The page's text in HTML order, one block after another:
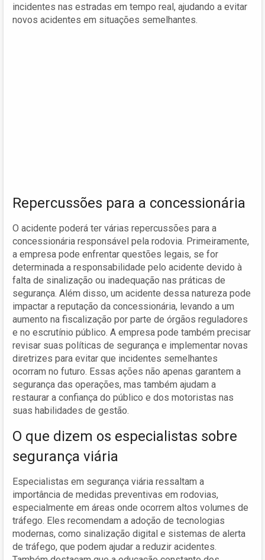
incidentes nas estradas em tempo real, ajudando a evitar
novos acidentes em situações semelhantes.
Repercussões para a concessionária
O acidente poderá ter várias repercussões para a
concessionária responsável pela rodovia. Primeiramente,
a empresa pode enfrentar questões legais, se for
determinada a responsabilidade pelo acidente devido à
falta de sinalização ou inadequação nas práticas de
segurança. Além disso, um acidente dessa natureza pode
impactar a reputação da concessionária, levando a um
aumento na fiscalização por parte de órgãos reguladores
e no escrutínio público. A empresa pode também precisar
revisar suas políticas de segurança e implementar novas
diretrizes para evitar que incidentes semelhantes
ocorram no futuro. Essas ações não apenas garantem a
segurança das operações, mas também ajudam a
restaurar a confiança do público e dos motoristas nas
suas habilidades de gestão.
O que dizem os especialistas sobre
segurança viária
Especialistas em segurança viária ressaltam a
importância de medidas preventivas em rodovias,
especialmente em áreas onde ocorrem altos volumes de
tráfego. Eles recomendam a adoção de tecnologias
modernas, como sinalização digital e sistemas de alerta
de tráfego, que podem ajudar a reduzir acidentes.